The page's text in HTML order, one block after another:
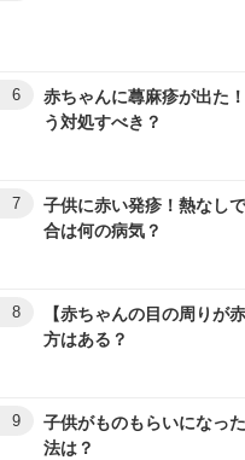
6
赤ちゃんに蕁麻疹が出た
う対処すべき？
7
子供に赤い発疹！熱なし
合は何の病気？
8
【赤ちゃんの目の周りが
方はある？
9
子供がものもらいになっ
法は？